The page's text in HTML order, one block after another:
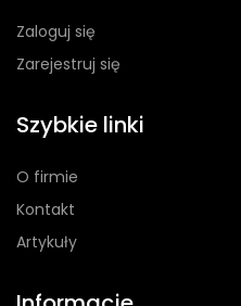
Zaloguj się
Zarejestruj się
Szybkie linki
O firmie
Kontakt
Artykuły